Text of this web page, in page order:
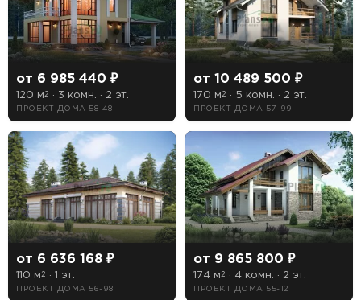
от 6 985 440 ₽
120 м2 · 3 комн. · 2 эт.
ПРОЕКТ ДОМА 58-48
от 10 489 500 ₽
170 м2 · 5 комн. · 2 эт.
ПРОЕКТ ДОМА 57-99
от 6 636 168 ₽
110 м 2 · 1 эт.
ПРОЕКТ ДОМА 56-98
от 9 865 800 ₽
174 м 2 · 4 комн. · 2 эт.
ПРОЕКТ ДОМА 55-12